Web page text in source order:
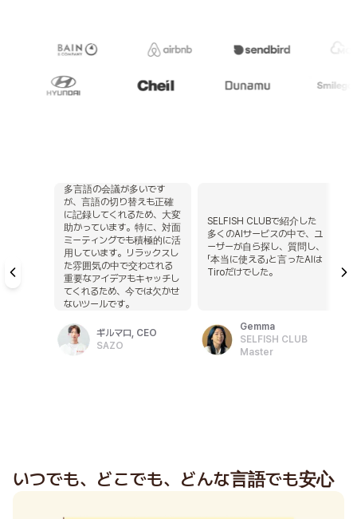
クリエイター
起業家
VC
人事部
プロダクト部
海外営業部
セールス部
C-Level
クリエイター
起業家
VC
多言語の会議が多いです
が、言語の切り替えも正確
に記録してくれるため、大変
助かっています。特に、対面
ミーティングでも積極的に活
用しています。リラックスし
た雰囲気の中で交わされる
重要なアイデアもキャッチし
てくれるため、今では欠かせ
ないツールです。
ギルマロ, CEO
SAZO
SELFISH CLUBで紹介した
多くのAIサービスの中で、ユ
ーザーが自ら探し、質問し、
「本当に使える」と言ったAIは
Tiroだけでした。
Gemma
SELFISH CLUB
Master
いつでも、どこでも、どんな言語でも安心